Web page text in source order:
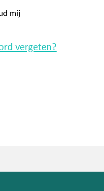
mij
vergeten?